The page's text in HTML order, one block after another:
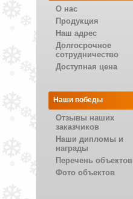
О нас
Продукция
Наш адрес
Долгосрочное
сотрудничество
Доступная цена
Наши победы
Отзывы наших
заказчиков
Наши дипломы и
награды
Перечень объектов
Фото объектов